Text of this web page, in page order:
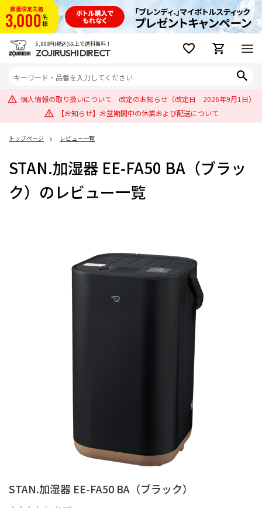
5,000円(税込)以上で送料無料！
ZOJIRUSHI DIRECT
個人情報の取り扱いについて 改定のお知らせ（改定日 2026年9月1日）
【お知らせ】お盆期間中の休業および配送について
トップページ レビュー一覧
STAN.加湿器 EE-FA50 BA（ブラッ
ク）のレビュー一覧
STAN.加湿器 EE-FA50 BA（ブラック）